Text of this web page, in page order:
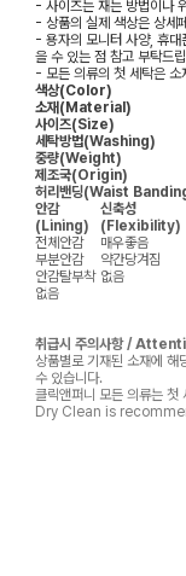
- 사이즈는 재는 방법이나
- 상품의 실제 색상은 상세
- 용자의 모니터 사양, 휴대
을 수 있는 점 참고 부탁드
- 모든 의류의 첫 세탁은 소
색상(Color)
소재(Material)
사이즈(Size)
세탁방법(Washing)
중량(Weight)
제조국(Origin)
허리밴딩(Waist
안감
(Lining)
신축성
(Flexibility)
전체안감
매우좋음
부분안감
약간당겨짐
안감탈부착 없음
없음
취급시 주의사항 /
상품별로 기재된 소재에 해
수 있습니다.
클릭앤퍼니 모든 의류는 첫
Dry Clean is